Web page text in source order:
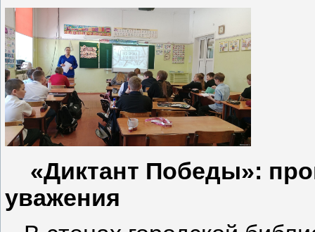
«Диктант Победы»:
уважения